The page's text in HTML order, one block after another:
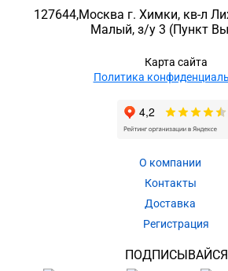
127644,Москва г. Химки, кв-л
Малый, з/у 3 (Пункт
Карта сайта
Политика
О компании
Контакты
Доставка
Регистрация
ПОДПИСЫВАЙСЯ